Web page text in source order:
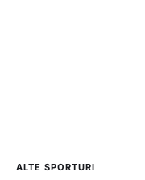
ALTE SPORTURI